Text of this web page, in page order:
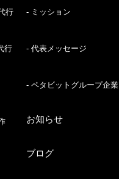
行
行
ミッション
代表メッセージ
ペタビットグループ企業
お知らせ
ブログ